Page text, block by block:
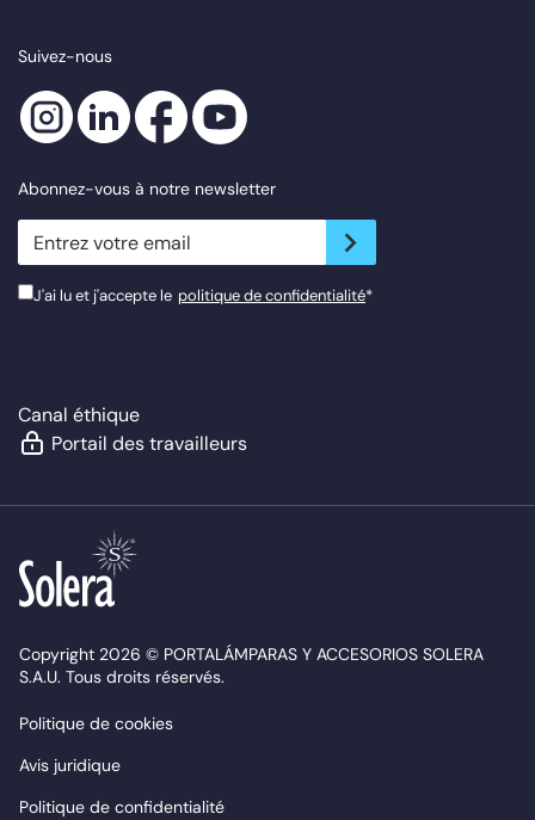
Suivez-nous
Abonnez-vous à notre newsletter
newsletter.suscribe
J'ai lu et j'accepte le politique de confidentialité*
Canal éthique
Portail des travailleurs
Copyright 2026 © PORTALÁMPARAS Y ACCESORIOS SOLERA
S.A.U. Tous droits réservés.
Politique de cookies
Avis juridique
Politique de confidentialité